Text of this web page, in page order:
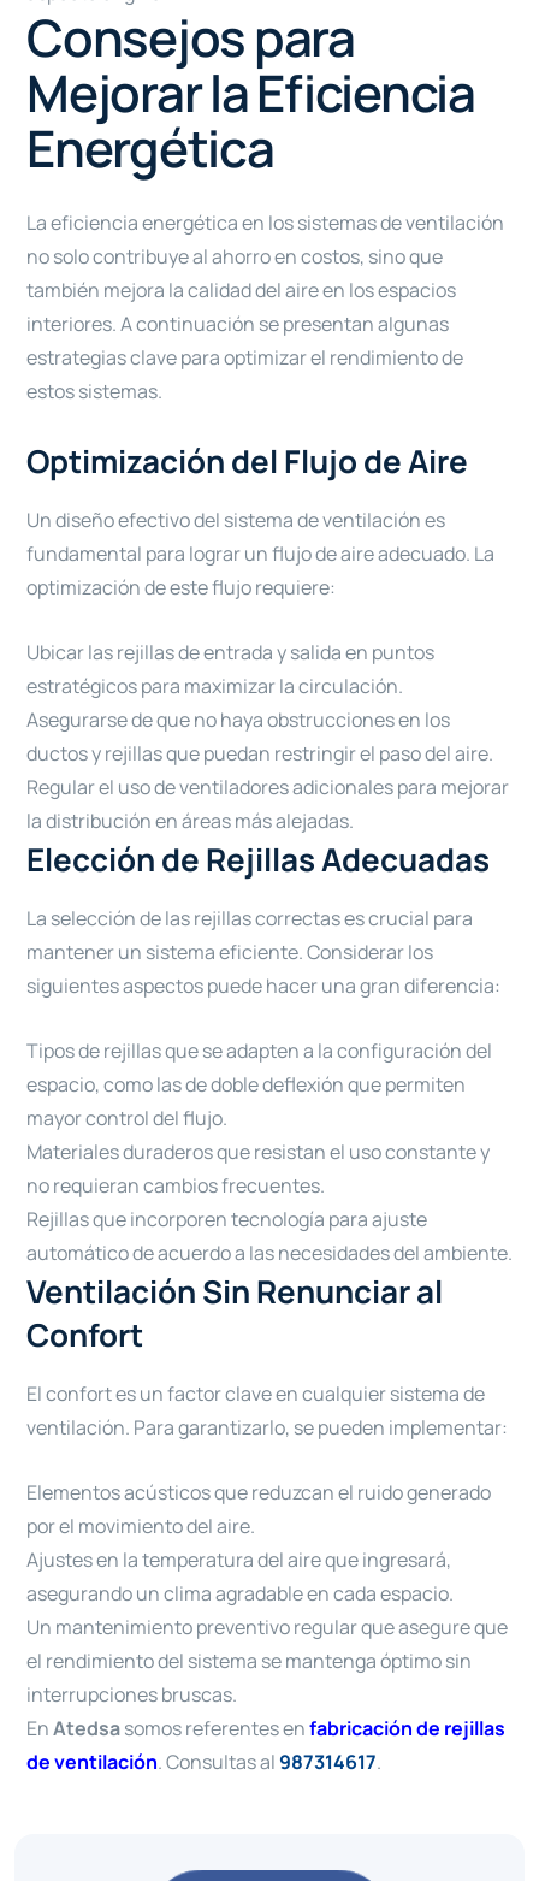
Consejos para
Mejorar la Eficiencia
Energética
La eficiencia energética en los sistemas de ventilación
no solo contribuye al ahorro en costos, sino que
también mejora la calidad del aire en los espacios
interiores. A continuación se presentan algunas
estrategias clave para optimizar el rendimiento de
estos sistemas.
Optimización del Flujo de Aire
Un diseño efectivo del sistema de ventilación es
fundamental para lograr un flujo de aire adecuado. La
optimización de este flujo requiere:
Ubicar las rejillas de entrada y salida en puntos
estratégicos para maximizar la circulación.
Asegurarse de que no haya obstrucciones en los
ductos y rejillas que puedan restringir el paso del aire.
Regular el uso de ventiladores adicionales para mejorar
la distribución en áreas más alejadas.
Elección de Rejillas Adecuadas
La selección de las rejillas correctas es crucial para
mantener un sistema eficiente. Considerar los
siguientes aspectos puede hacer una gran diferencia:
Tipos de rejillas que se adapten a la configuración del
espacio, como las de doble deflexión que permiten
mayor control del flujo.
Materiales duraderos que resistan el uso constante y
no requieran cambios frecuentes.
Rejillas que incorporen tecnología para ajuste
automático de acuerdo a las necesidades del ambiente.
Ventilación Sin Renunciar al
Confort
El confort es un factor clave en cualquier sistema de
ventilación. Para garantizarlo, se pueden implementar:
Elementos acústicos que reduzcan el ruido generado
por el movimiento del aire.
Ajustes en la temperatura del aire que ingresará,
asegurando un clima agradable en cada espacio.
Un mantenimiento preventivo regular que asegure que
el rendimiento del sistema se mantenga óptimo sin
interrupciones bruscas.
EnAtedsasomos referentes enfabricación de rejillas
de ventilación. Consultas al987314617.